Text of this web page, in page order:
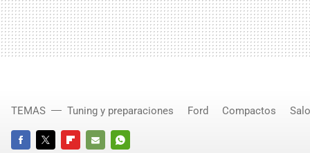
TEMAS Tuning y preparaciones Ford Compactos